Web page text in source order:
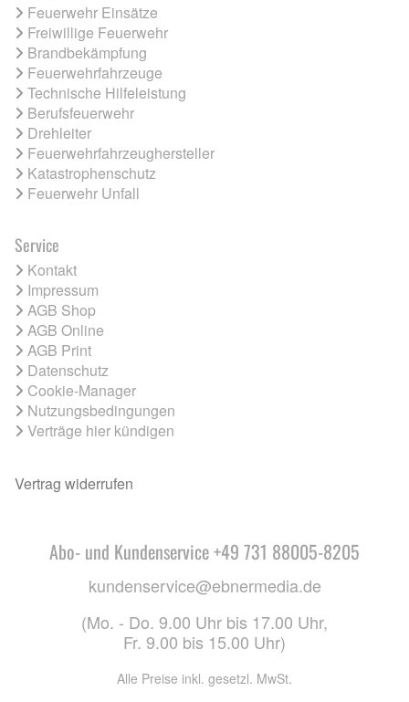
Feuerwehr Einsätze
Freiwillige Feuerwehr
Brandbekämpfung
Feuerwehrfahrzeuge
Technische Hilfeleistung
Berufsfeuerwehr
Drehleiter
Feuerwehrfahrzeughersteller
Katastrophenschutz
Feuerwehr Unfall
Service
Kontakt
Impressum
AGB Shop
AGB Online
AGB Print
Datenschutz
Cookie-Manager
Nutzungsbedingungen
Verträge hier kündigen
Vertrag widerrufen
Abo- und Kundenservice +49 731 88005-8205
kundenservice@ebnermedia.de
(Mo. - Do. 9.00 Uhr bis 17.00 Uhr,
Fr. 9.00 bis 15.00 Uhr)
Alle Preise inkl. gesetzl. MwSt.